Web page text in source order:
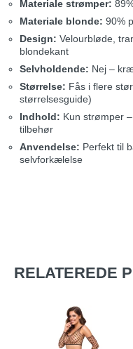
Materiale strømper:
Materiale blonde: 90%
Design: Velourbløde,
blondekant
Selvholdende: Nej –
Størrelse: Fås i flere
størrelsesguide)
Indhold: Kun strømper
tilbehør
Anvendelse: Perfekt til
selvforkælelse
RELATEREDE